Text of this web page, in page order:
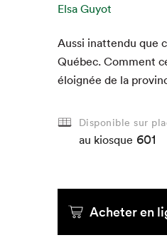
Elsa Guyot
Aus­si inat­ten­du que
Québec. Com­ment
éloignée de la
Disponible sur
au kiosque 601
Acheter en